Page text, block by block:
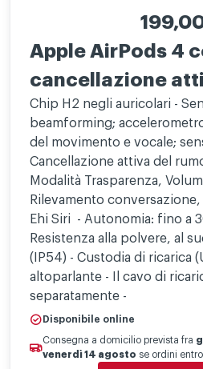
Apple AirPods 4
cancellazione
rumore
Chip H2 negli auricolari -
beamforming;
del movimento e vocale;
Cancellazione attiva del
Modalità Trasparenza,
Rilevamento
Ehi Siri - Autonomia: fino a
Resistenza alla polvere, al
(IP54) - Custodia di ricarica
altoparlante - Il cavo di
separatamente -
Disponibile online
Consegna a domicilio prevista fra
venerdì 14 agosto se ordini entro